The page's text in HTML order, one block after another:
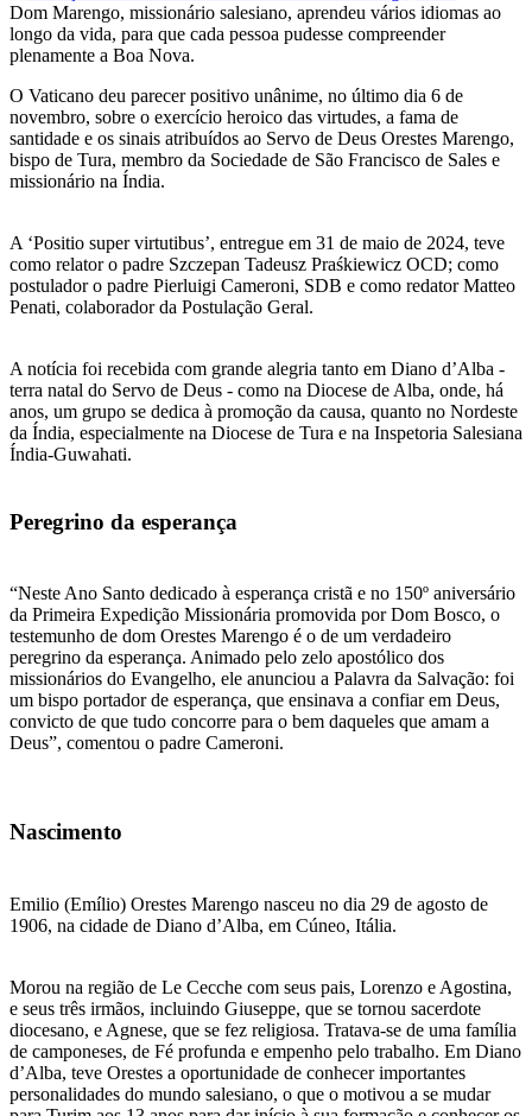
Dom Marengo, missionário salesiano, aprendeu vários idiomas ao
longo da vida, para que cada pessoa pudesse compreender
plenamente a Boa Nova.
O Vaticano deu parecer positivo unânime, no último dia 6 de
novembro, sobre o exercício heroico das virtudes, a fama de
santidade e os sinais atribuídos ao Servo de Deus Orestes Marengo,
bispo de Tura, membro da Sociedade de São Francisco de Sales e
missionário na Índia.
A ‘Positio super virtutibus’, entregue em 31 de maio de 2024, teve
como relator o padre Szczepan Tadeusz Praśkiewicz OCD; como
postulador o padre Pierluigi Cameroni, SDB e como redator Matteo
Penati, colaborador da Postulação Geral.
A notícia foi recebida com grande alegria tanto em Diano d’Alba -
terra natal do Servo de Deus - como na Diocese de Alba, onde, há
anos, um grupo se dedica à promoção da causa, quanto no Nordeste
da Índia, especialmente na Diocese de Tura e na Inspetoria Salesiana
Índia-Guwahati.
Peregrino da esperança
“Neste Ano Santo dedicado à esperança cristã e no 150º aniversário
da Primeira Expedição Missionária promovida por Dom Bosco, o
testemunho de dom Orestes Marengo é o de um verdadeiro
peregrino da esperança. Animado pelo zelo apostólico dos
missionários do Evangelho, ele anunciou a Palavra da Salvação: foi
um bispo portador de esperança, que ensinava a confiar em Deus,
convicto de que tudo concorre para o bem daqueles que amam a
Deus”, comentou o padre Cameroni.
Nascimento
Emilio (Emílio) Orestes Marengo nasceu no dia 29 de agosto de
1906, na cidade de Diano d’Alba, em Cúneo, Itália.
Morou na região de Le Cecche com seus pais, Lorenzo e Agostina,
e seus três irmãos, incluindo Giuseppe, que se tornou sacerdote
diocesano, e Agnese, que se fez religiosa. Tratava-se de uma família
de camponeses, de Fé profunda e empenho pelo trabalho. Em Diano
d’Alba, teve Orestes a oportunidade de conhecer importantes
personalidades do mundo salesiano, o que o motivou a se mudar